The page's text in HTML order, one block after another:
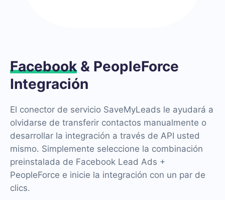
Facebook & PeopleForce
Integración
El conector de servicio SaveMyLeads le ayudará a
olvidarse de transferir contactos manualmente o
desarrollar la integración a través de API usted
mismo. Simplemente seleccione la combinación
preinstalada de Facebook Lead Ads +
PeopleForce e inicie la integración con un par de
clics.